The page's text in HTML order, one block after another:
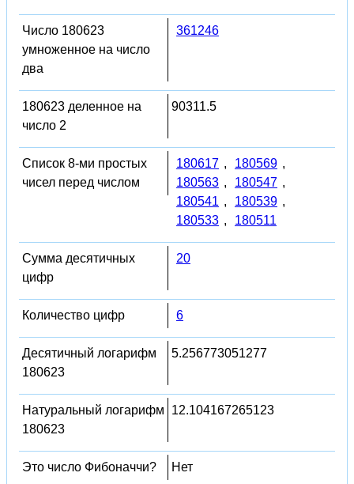
Число 180623
умноженное на число
два
361246
180623 деленное на
число 2
90311.5
Список 8-ми простых
чисел перед числом
180617 , 180569 ,
180563 , 180547 ,
180541 , 180539 ,
180533 , 180511
Сумма десятичных
цифр
20
Количество цифр 6
Десятичный логарифм
180623
5.256773051277
Натуральный логарифм
180623
12.104167265123
Это число Фибоначчи? Нет